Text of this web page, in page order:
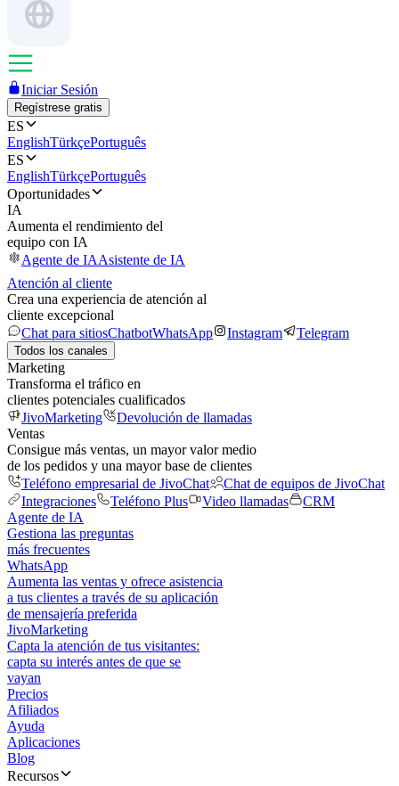
Iniciar Sesión
Regístrese gratis
ES
EnglishTürkçePortuguês
ES
EnglishTürkçePortuguês
Oportunidades
IA
Aumenta el rendimiento del
equipo con IA
Agente de IAAsistente de IA
Atención al cliente
Crea una experiencia de atención al
cliente excepcional
Chat para sitiosChatbotWhatsApp Instagram Telegram
Todos los canales
Marketing
Transforma el tráfico en
clientes potenciales cualificados
JivoMarketing
Devolución de llamadas
Ventas
Consigue más ventas, un mayor valor medio
de los pedidos y una mayor base de clientes
Teléfono empresarial de JivoChat
Chat de equipos de JivoChat
Integraciones
Teléfono Plus Video llamadas
CRM
Agente de IA
Gestiona las preguntas
más frecuentes
WhatsApp
Aumenta las ventas y ofrece asistencia
a tus clientes a través de su aplicación
de mensajería preferida
JivoMarketing
Capta la atención de tus visitantes:
capta su interés antes de que se
vayan
Precios
Afiliados
Ayuda
Aplicaciones
Blog
Recursos